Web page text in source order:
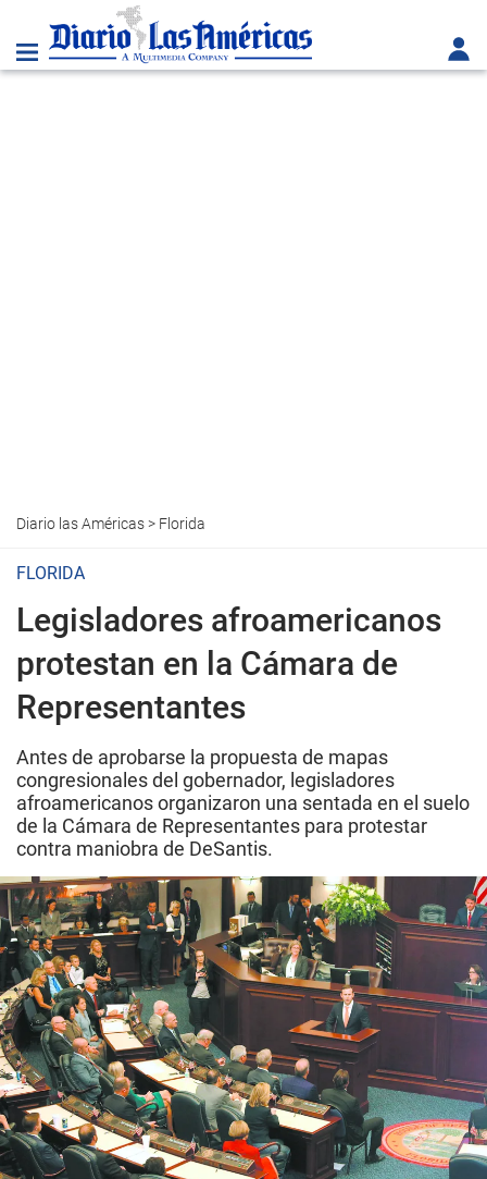
Diario las Américas> Florida
FLORIDA
Legisladores afroamericanos
protestan en la Cámara de
Representantes
Antes de aprobarse la propuesta de mapas
congresionales del gobernador, legisladores
afroamericanos organizaron una sentada en el suelo
de la Cámara de Representantes para protestar
contra maniobra de DeSantis.